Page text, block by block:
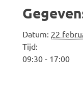
Datum: 22
Tijd:
09:30 - 17:00